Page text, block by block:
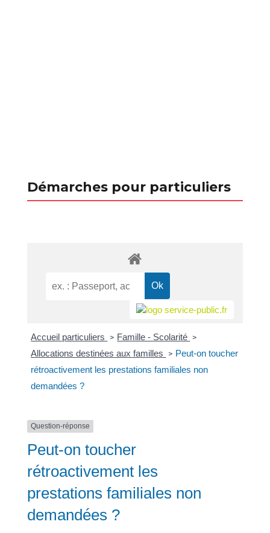
Démarches pour particuliers
Accueil particuliers > Famille - Scolarité >
Allocations destinées aux familles > Peut-on toucher
rétroactivement les prestations familiales non
demandées ?
Question-réponse
Peut-on toucher
rétroactivement les
prestations familiales non
demandées ?